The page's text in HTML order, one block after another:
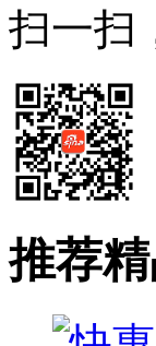
扫一扫
推荐